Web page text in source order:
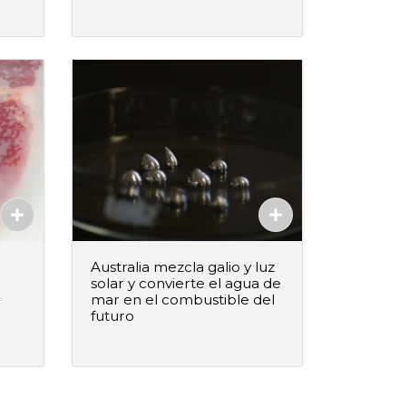
–
Australia mezcla galio y luz
solar y convierte el agua de
mar en el combustible del
futuro